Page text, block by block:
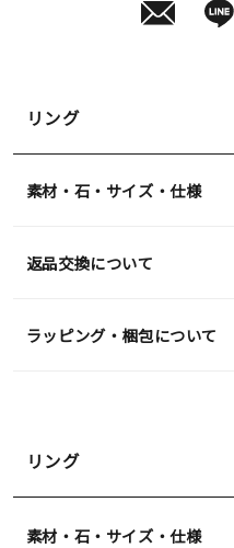
リング
素材・石・サイズ・仕様
返品交換について
ラッピング・梱包について
リング
素材・石・サイズ・仕様